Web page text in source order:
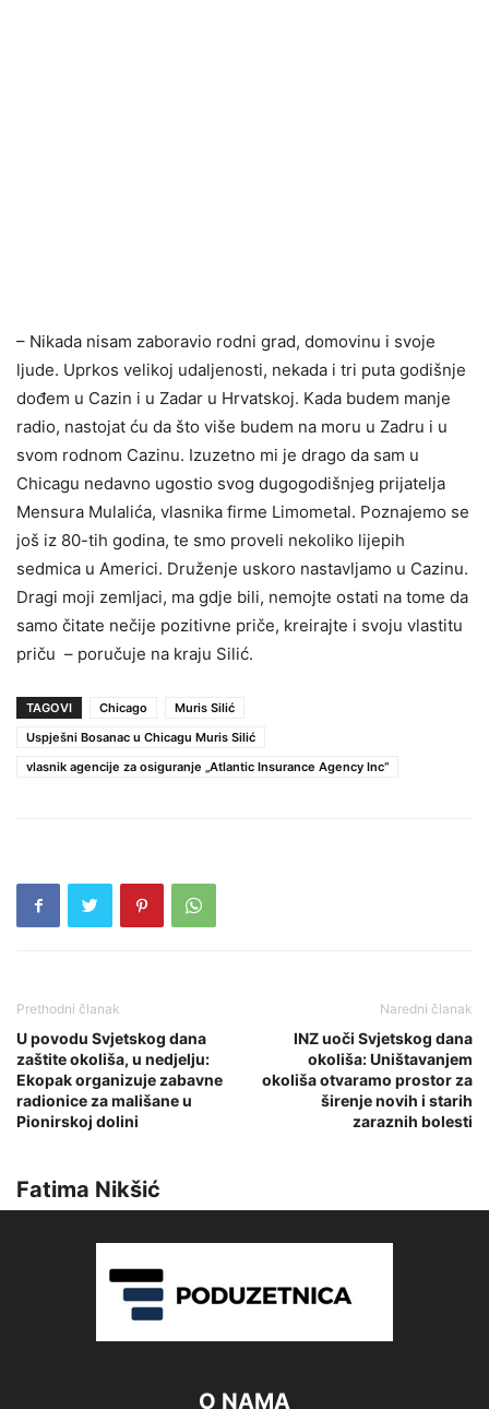
– Nikada nisam zaboravio rodni grad, domovinu i svoje
ljude. Uprkos velikoj udaljenosti, nekada i tri puta godišnje
dođem u Cazin i u Zadar u Hrvatskoj. Kada budem manje
radio, nastojat ću da što više budem na moru u Zadru i u
svom rodnom Cazinu. Izuzetno mi je drago da sam u
Chicagu nedavno ugostio svog dugogodišnjeg prijatelja
Mensura Mulalića, vlasnika firme Limometal. Poznajemo se
još iz 80-tih godina, te smo proveli nekoliko lijepih
sedmica u Americi. Druženje uskoro nastavljamo u Cazinu.
Dragi moji zemljaci, ma gdje bili, nemojte ostati na tome da
samo čitate nečije pozitivne priče, kreirajte i svoju vlastitu
priču – poručuje na kraju Silić.
TAGOVI Chicago
Muris Silić
Uspješni Bosanac u Chicagu Muris Silić
vlasnik agencije za osiguranje „Atlantic Insurance Agency Inc“
Prethodni članak
U povodu Svjetskog dana
zaštite okoliša, u nedjelju:
Ekopak organizuje zabavne
radionice za mališane u
Pionirskoj dolini
Naredni članak
INZ uoči Svjetskog dana
okoliša: Uništavanjem
okoliša otvaramo prostor za
širenje novih i starih
zaraznih bolesti
Fatima Nikšić
O NAMA